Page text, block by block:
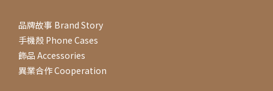
品牌故事 Brand Story
手機殼 Phone Cases
飾品 Accessories
異業合作 Cooperation